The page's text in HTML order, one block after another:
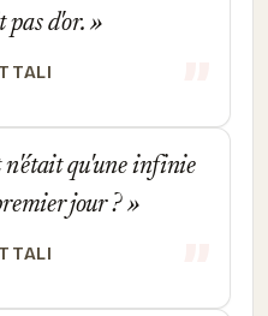
d'or.
qu'une infinie
jour ?